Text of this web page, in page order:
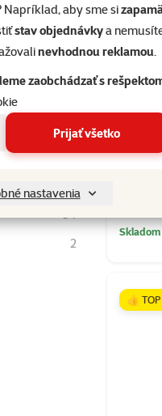
aby sme si
stav objednávkya
nevhodnou reklamou.
zaobchádzať s
Prijať všetko
nastavenia
3
2
3
34
2
Skladom
👍